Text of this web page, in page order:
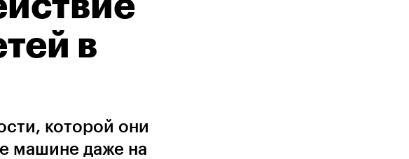
в
которой они
машине даже на